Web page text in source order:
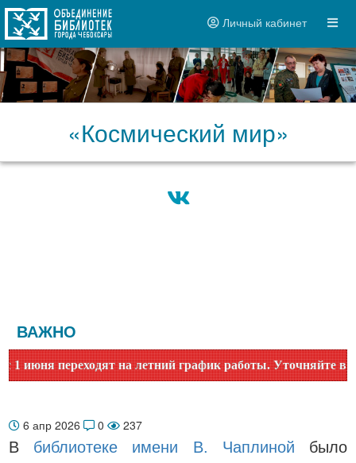
Личный кабинет
«Космический мир»
ВАЖНО
переходят на летний график работы. Уточняйте время
6 апр 2026 0 237
В библиотеке имени В. Чаплиной было